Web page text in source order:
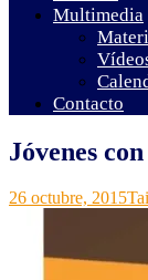
Multimedia
Contacto
Jóvenes
Grupos
Noticias
26 octubre, 2015